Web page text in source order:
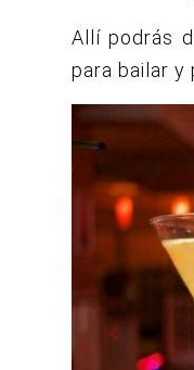
Allí podrás
para bailar y